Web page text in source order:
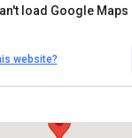
Straße 20, 80636
anzeigen
load Google
website?